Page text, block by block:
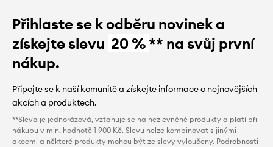
Přihlaste se k odběru novinek a
získejte slevu 20 %** na svůj první
nákup.
Připojte se k naší komunitě a získejte informace o nejnovějších
akcích a produktech.
**Sleva je jednorázová, vztahuje se na nezlevněné produkty a platí při
nákupu v min. hodnotě 1 900 Kč. Slevu nelze kombinovat s jinými
akcemi a některé produkty mohou být ze slevy vyloučeny. Podrobnosti